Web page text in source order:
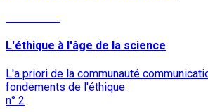
L'éthique à l'âge de la science
L'a priori de la communauté
fondements de l'éthique
n° 2